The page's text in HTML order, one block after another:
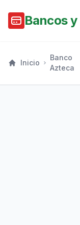
Bancos y
Inicio
Banco
Azteca